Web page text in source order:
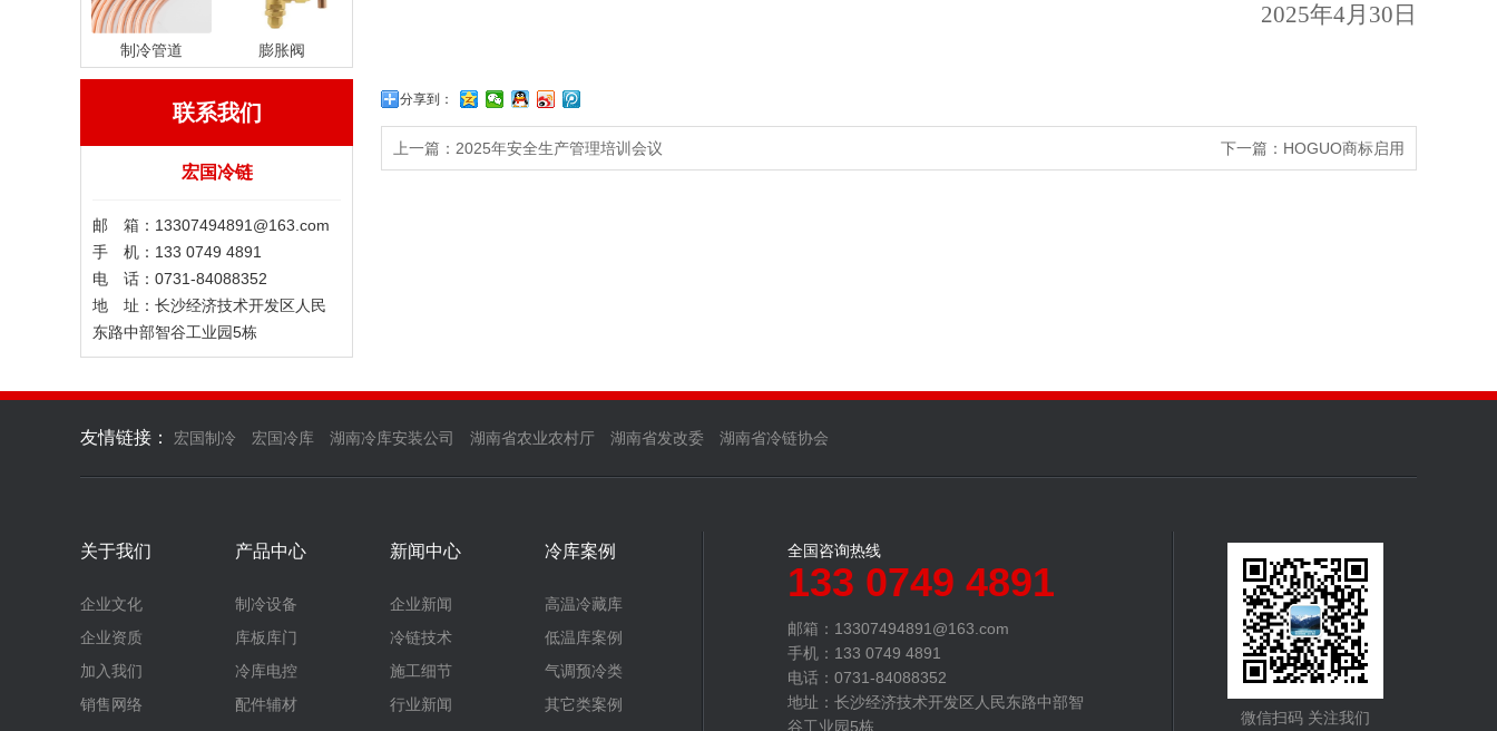
制冷管道 膨胀阀
联系我们
宏国冷链
邮 箱：13307494891@163.com
手 机：133 0749 4891
电 话：0731-84088352
地 址：长沙经济技术开发区人民
东路中部智谷工业园5栋
2025年4月30日
分享到：
上一篇：2025年安全生产管理培训会议 下一篇：HOGUO商标启用
友情链接： 宏国制冷 宏国冷库 湖南冷库安装公司 湖南省农业农村厅 湖南省发改委 湖南省冷链协会
关于我们
企业文化
企业资质
加入我们
销售网络
产品中心
制冷设备
库板库门
冷库电控
配件辅材
新闻中心
企业新闻
冷链技术
施工细节
行业新闻
冷库案例
高温冷藏库
低温库案例
气调预冷类
其它类案例
全国咨询热线
133 0749 4891
邮箱：13307494891@163.com
手机：133 0749 4891
电话：0731-84088352
地址：长沙经济技术开发区人民东路中部智
谷工业园5栋
微信扫码 关注我们